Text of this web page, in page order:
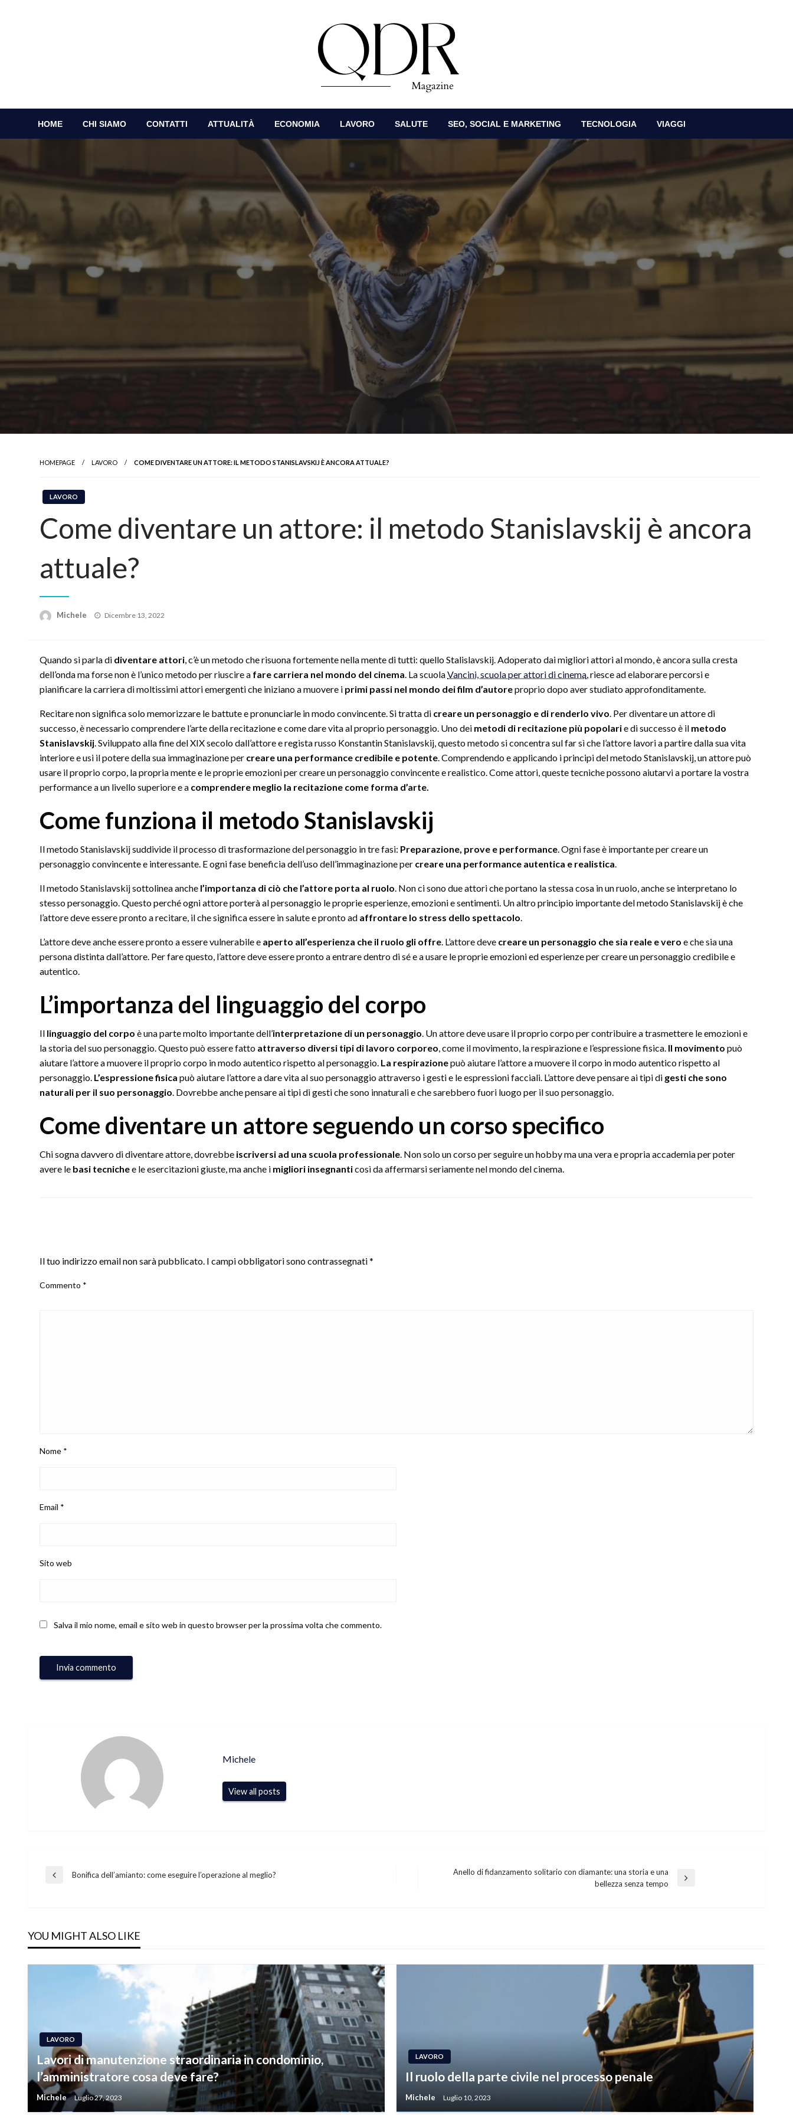
QDR Magazine
HOME CHI SIAMO CONTATTI ATTUALITÀ ECONOMIA LAVORO SALUTE SEO, SOCIAL E MARKETING TECNOLOGIA VIAGGI
HOMEPAGE LAVORO COME DIVENTARE UN ATTORE: IL METODO STANISLAVSKIJ È ANCORA ATTUALE?
LAVORO
Come diventare un attore: il metodo Stanislavskij è ancora
attuale?
Michele
Posted
Dicembre 13, 2022
Quando si parla di diventare attori, c’è un metodo che risuona fortemente nella mente di tutti: quello Stalislavskij. Adoperato dai migliori attori al mondo, è ancora sulla cresta
dell’onda ma forse non è l’unico metodo per riuscire a fare carriera nel mondo del cinema. La scuolaVancini, scuola per attori di cinema, riesce ad elaborare percorsi e
pianificare la carriera di moltissimi attori emergenti che iniziano a muovere i primi passi nel mondo dei film d’autoreproprio dopo aver studiato approfonditamente.
Recitare non significa solo memorizzare le battute e pronunciarle in modo convincente. Si tratta di creare un personaggio e di renderlo vivo. Per diventare un attore di
successo, è necessario comprendere l’arte della recitazione e come dare vita al proprio personaggio. Uno dei metodi di recitazione più popolarie di successo è il metodo
Stanislavskij. Sviluppato alla fine del XIX secolo dall’attore e regista russo Konstantin Stanislavskij, questo metodo si concentra sul far sì che l’attore lavori a partire dalla sua vita
interiore e usi il potere della sua immaginazione per creare una performance credibile e potente. Comprendendo e applicando i principi del metodo Stanislavskij, un attore può
usare il proprio corpo, la propria mente e le proprie emozioni per creare un personaggio convincente e realistico. Come attori, queste tecniche possono aiutarvi a portare la vostra
performance a un livello superiore e a comprendere meglio la recitazione come forma d’arte.
Come funziona il metodo Stanislavskij
Il metodo Stanislavskij suddivide il processo di trasformazione del personaggio in tre fasi: Preparazione, prove e performance. Ogni fase è importante per creare un
personaggio convincente e interessante. E ogni fase beneficia dell’uso dell’immaginazione per creare una performance autentica e realistica.
Il metodo Stanislavskij sottolinea anche l’importanza di ciò che l’attore porta al ruolo. Non ci sono due attori che portano la stessa cosa in un ruolo, anche se interpretano lo
stesso personaggio. Questo perché ogni attore porterà al personaggio le proprie esperienze, emozioni e sentimenti. Un altro principio importante del metodo Stanislavskij è che
l’attore deve essere pronto a recitare, il che significa essere in salute e pronto ad affrontare lo stress dello spettacolo.
L’attore deve anche essere pronto a essere vulnerabile e aperto all’esperienza che il ruolo gli offre. L’attore deve creare un personaggio che sia reale e vero e che sia una
persona distinta dall’attore. Per fare questo, l’attore deve essere pronto a entrare dentro di sé e a usare le proprie emozioni ed esperienze per creare un personaggio credibile e
autentico.
L’importanza del linguaggio del corpo
Il linguaggio del corpo è una parte molto importante dell’interpretazione di un personaggio. Un attore deve usare il proprio corpo per contribuire a trasmettere le emozioni e
la storia del suo personaggio. Questo può essere fatto attraverso diversi tipi di lavoro corporeo, come il movimento, la respirazione e l’espressione fisica. Il movimento può
aiutare l’attore a muovere il proprio corpo in modo autentico rispetto al personaggio. La respirazionepuò aiutare l’attore a muovere il corpo in modo autentico rispetto al
personaggio. L’espressione fisica può aiutare l’attore a dare vita al suo personaggio attraverso i gesti e le espressioni facciali. L’attore deve pensare ai tipi di gesti che sono
naturali per il suo personaggio. Dovrebbe anche pensare ai tipi di gesti che sono innaturali e che sarebbero fuori luogo per il suo personaggio.
Come diventare un attore seguendo un corso specifico
Chi sogna davvero di diventare attore, dovrebbe iscriversi ad una scuola professionale. Non solo un corso per seguire un hobby ma una vera e propria accademia per poter
avere le basi tecnichee le esercitazioni giuste, ma anche i migliori insegnanticosì da affermarsi seriamente nel mondo del cinema.
Il tuo indirizzo email non sarà pubblicato. I campi obbligatori sono contrassegnati*
Commento *
Nome *
Email *
Sito web
Salva il mio nome, email e sito web in questo browser per la prossima volta che commento.
Michele
View all posts
Navigazione
Previous
Bonifica dell’amianto: come eseguire l’operazione al meglio?
Anello di fidanzamento solitario con diamante: una storia e una
bellezza senza tempo
YOU MIGHT ALSO LIKE
LAVORO
Lavori di manutenzione straordinaria in condominio,
l’amministratore cosa deve fare?
Michele Luglio 27, 2023
LAVORO
Il ruolo della parte civile nel processo penale
Michele Luglio 10, 2023